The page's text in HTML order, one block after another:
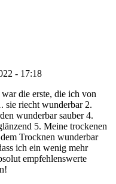
- 17:18
die erste, die ich von
sie riecht wunderbar 2.
wunderbar sauber 4.
5. Meine trockenen
Trocknen wunderbar
ich ein wenig mehr
empfehlenswerte